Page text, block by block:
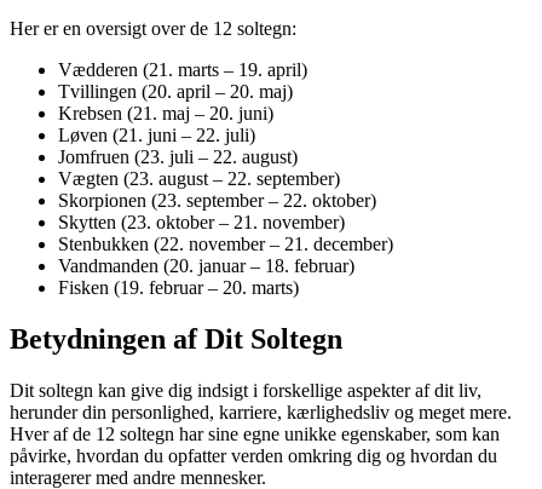
Her er en oversigt over de 12 soltegn:
Vædderen (21. marts – 19. april)
Tvillingen (20. april – 20. maj)
Krebsen (21. maj – 20. juni)
Løven (21. juni – 22. juli)
Jomfruen (23. juli – 22. august)
Vægten (23. august – 22. september)
Skorpionen (23. september – 22. oktober)
Skytten (23. oktober – 21. november)
Stenbukken (22. november – 21. december)
Vandmanden (20. januar – 18. februar)
Fisken (19. februar – 20. marts)
Betydningen af Dit Soltegn
Dit soltegn kan give dig indsigt i forskellige aspekter af dit liv,
herunder din personlighed, karriere, kærlighedsliv og meget mere.
Hver af de 12 soltegn har sine egne unikke egenskaber, som kan
påvirke, hvordan du opfatter verden omkring dig og hvordan du
interagerer med andre mennesker.